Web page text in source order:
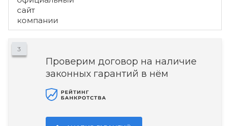
сайт
компании
3
Проверим договор на наличие
законных гарантий в нём